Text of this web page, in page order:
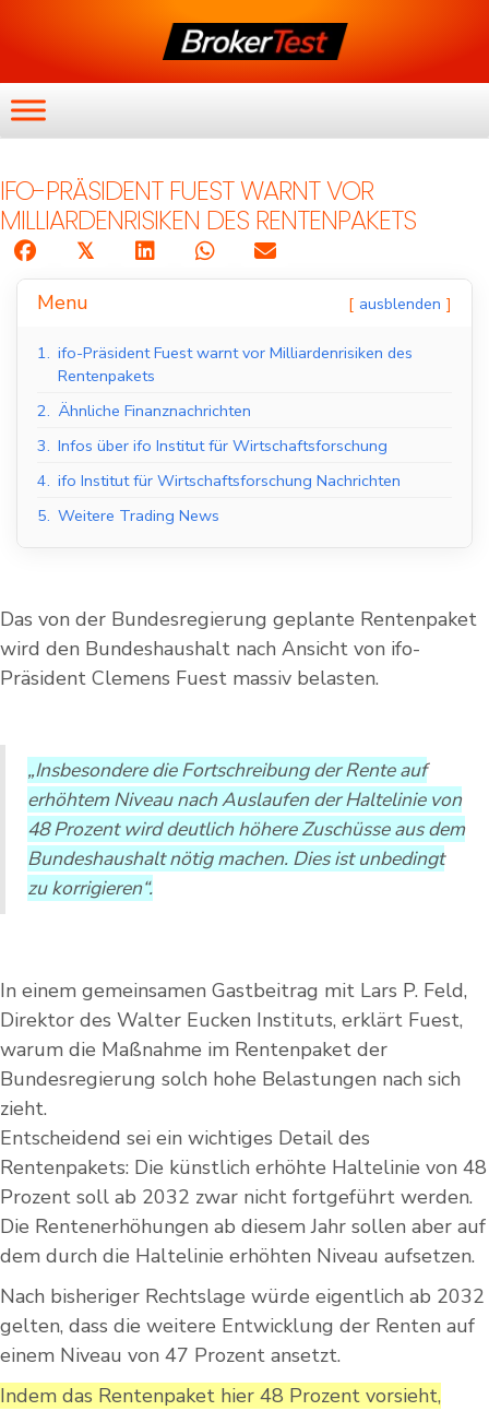
IFO-PRÄSIDENT FUEST WARNT VOR
MILLIARDENRISIKEN DES RENTENPAKETS
𝕏
Menu ausblenden
1. ifo-Präsident Fuest warnt vor Milliardenrisiken des
Rentenpakets
2. Ähnliche Finanznachrichten
3. Infos über ifo Institut für Wirtschaftsforschung
4. ifo Institut für Wirtschaftsforschung Nachrichten
5. Weitere Trading News
Das von der Bundesregierung geplante Rentenpaket
wird den Bundeshaushalt nach Ansicht von ifo-
Präsident Clemens Fuest massiv belasten.
„Insbesondere die Fortschreibung der Rente auf
erhöhtem Niveau nach Auslaufen der Haltelinie von
48 Prozent wird deutlich höhere Zuschüsse aus dem
Bundeshaushalt nötig machen. Dies ist unbedingt
zu korrigieren“.
In einem gemeinsamen Gastbeitrag mit Lars P. Feld,
Direktor des Walter Eucken Instituts, erklärt Fuest,
warum die Maßnahme im Rentenpaket der
Bundesregierung solch hohe Belastungen nach sich
zieht.
Entscheidend sei ein wichtiges Detail des
Rentenpakets: Die künstlich erhöhte Haltelinie von 48
Prozent soll ab 2032 zwar nicht fortgeführt werden.
Die Rentenerhöhungen ab diesem Jahr sollen aber auf
dem durch die Haltelinie erhöhten Niveau aufsetzen.
Nach bisheriger Rechtslage würde eigentlich ab 2032
gelten, dass die weitere Entwicklung der Renten auf
einem Niveau von 47 Prozent ansetzt.
Indem das Rentenpaket hier 48 Prozent vorsieht,